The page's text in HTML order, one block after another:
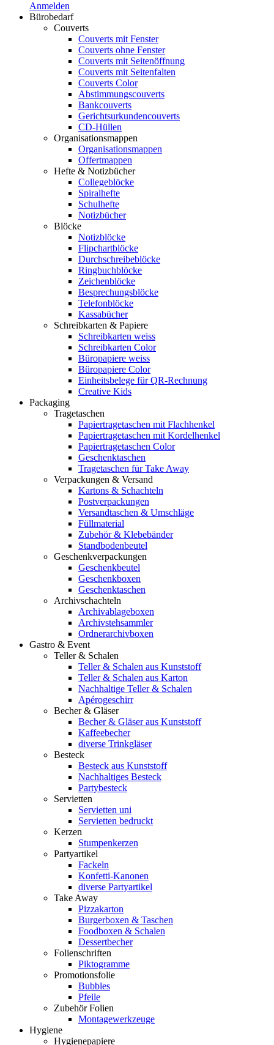
Anmelden
Bürobedarf
Couverts
Couverts mit Fenster
Couverts ohne Fenster
Couverts mit Seitenöffnung
Couverts mit Seitenfalten
Couverts Color
Abstimmungscouverts
Bankcouverts
Gerichtsurkundencouverts
CD-Hüllen
Organisationsmappen
Organisationsmappen
Offertmappen
Hefte & Notizbücher
Collegeblöcke
Spiralhefte
Schulhefte
Notizbücher
Blöcke
Notizblöcke
Flipchartblöcke
Durchschreibeblöcke
Ringbuchblöcke
Zeichenblöcke
Besprechungsblöcke
Telefonblöcke
Kassabücher
Schreibkarten & Papiere
Schreibkarten weiss
Schreibkarten Color
Büropapiere weiss
Büropapiere Color
Einheitsbelege für QR-Rechnung
Creative Kids
Packaging
Tragetaschen
Papiertragetaschen mit Flachhenkel
Papiertragetaschen mit Kordelhenkel
Papiertragetaschen Color
Geschenktaschen
Tragetaschen für Take Away
Verpackungen & Versand
Kartons & Schachteln
Postverpackungen
Versandtaschen & Umschläge
Füllmaterial
Zubehör & Klebebänder
Standbodenbeutel
Geschenkverpackungen
Geschenkbeutel
Geschenkboxen
Geschenktaschen
Archivschachteln
Archivablageboxen
Archivstehsammler
Ordnerarchivboxen
Gastro & Event
Teller & Schalen
Teller & Schalen aus Kunststoff
Teller & Schalen aus Karton
Nachhaltige Teller & Schalen
Apérogeschirr
Becher & Gläser
Becher & Gläser aus Kunststoff
Kaffeebecher
diverse Trinkgläser
Besteck
Besteck aus Kunststoff
Nachhaltiges Besteck
Partybesteck
Servietten
Servietten uni
Servietten bedruckt
Kerzen
Stumpenkerzen
Partyartikel
Fackeln
Konfetti-Kanonen
diverse Partyartikel
Take Away
Pizzakarton
Burgerboxen & Taschen
Foodboxen & Schalen
Dessertbecher
Folienschriften
Piktogramme
Promotionsfolie
Bubbles
Pfeile
Zubehör Folien
Montagewerkzeuge
Hygiene
Hygienepapiere